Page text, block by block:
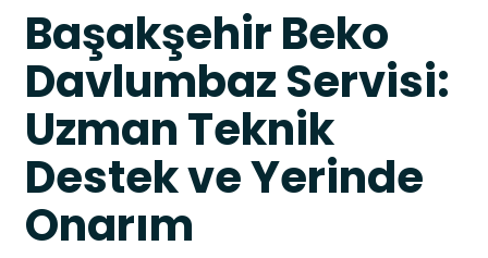
Başakşehir Beko
Davlumbaz Servisi:
Uzman Teknik
Destek ve Yerinde
Onarım